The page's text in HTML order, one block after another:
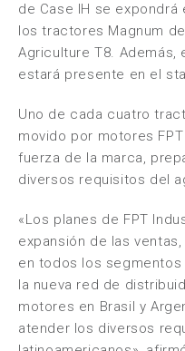
de Case IH se
los tractores Magnum
Agriculture T8. Además,
estará presente en el
Uno de cada cuatro
movido por motores
fuerza de la marca,
diversos requisitos del
«Los planes de FPT
expansión de las
en todos los
la nueva red de
motores en Brasil y
atender los diversos